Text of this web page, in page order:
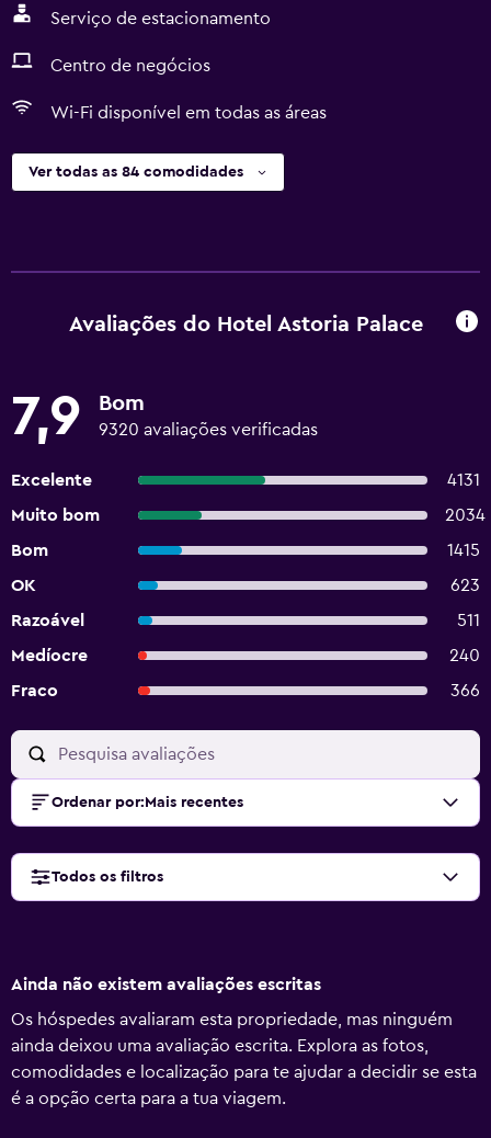
Serviço de estacionamento
Centro de negócios
Wi-Fi disponível em todas as áreas
Ver todas as 84 comodidades
Avaliações do Hotel Astoria Palace
7,9 Bom
9320 avaliações verificadas
Excelente
4131
Muito bom
2034
Bom
1415
OK
623
Razoável
511
Medíocre
240
Fraco
366
Ordenar por: Mais recentes
Todos os filtros
Ainda não existem avaliações escritas
Os hóspedes avaliaram esta propriedade, mas ninguém
ainda deixou uma avaliação escrita. Explora as fotos,
comodidades e localização para te ajudar a decidir se esta
é a opção certa para a tua viagem.